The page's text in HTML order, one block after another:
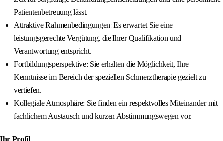
Patientenbetreuung lässt.
Attraktive Rahmenbedingungen: Es erwartet Sie eine
leistungsgerechte Vergütung, die Ihrer Qualifikation und
Verantwortung entspricht.
Fortbildungsperspektive: Sie erhalten die Möglichkeit, Ihre
Kenntnisse im Bereich der speziellen Schmerztherapie gezielt zu
vertiefen.
Kollegiale Atmosphäre: Sie finden ein respektvolles Miteinander mit
fachlichem Austausch und kurzen Abstimmungswegen vor.
Ihr Profil